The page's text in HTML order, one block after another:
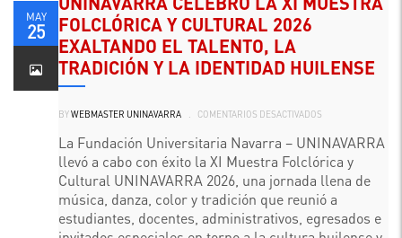
MAY
25
FOLCLÓRICA Y CULTURAL 2026
EXALTANDO EL TALENTO, LA
TRADICIÓN Y LA IDENTIDAD HUILENSE
BYWEBMASTER UNINAVARRA COMENTARIOS DESACTIVADOS
LA
XI
MUESTRA
FOLCLÓRICA
2026
EXALTANDO
EL
TALENTO,
La Fundación Universitaria Navarra – UNINAVARRA
llevó a cabo con éxito la XI Muestra Folclórica y
Cultural UNINAVARRA 2026, una jornada llena de
música, danza, color y tradición que reunió a
estudiantes, docentes, administrativos, egresados e